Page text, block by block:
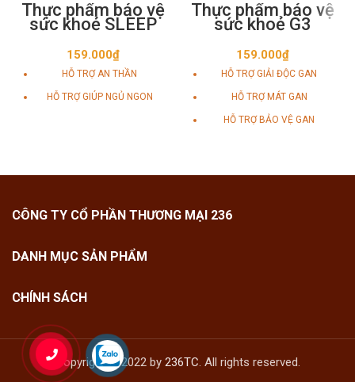
Thực phẩm bảo vệ
sức khoẻ SLEEP
159.000₫
HỖ TRỢ AN THẦN
HỖ TRỢ GIÚP NGỦ NGON
Thực phẩm bảo vệ
sức khoẻ G3
159.000₫
HỖ TRỢ GIẢI ĐỘC GAN
HỖ TRỢ MÁT GAN
HỖ TRỢ BẢO VỆ GAN
CÔNG TY CỔ PHẦN THƯƠNG MẠI 236
DANH MỤC SẢN PHẨM
CHÍNH SÁCH
Copyright © 2022 by 236TC . All rights reserved.